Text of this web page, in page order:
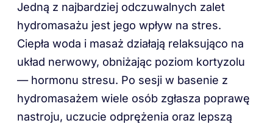
Jedną z najbardziej odczuwalnych zalet
hydromasażu jest jego wpływ na stres.
Ciepła woda i masaż działają relaksująco na
układ nerwowy, obniżając poziom kortyzolu
— hormonu stresu. Po sesji w basenie z
hydromasażem wiele osób zgłasza poprawę
nastroju, uczucie odprężenia oraz lepszą